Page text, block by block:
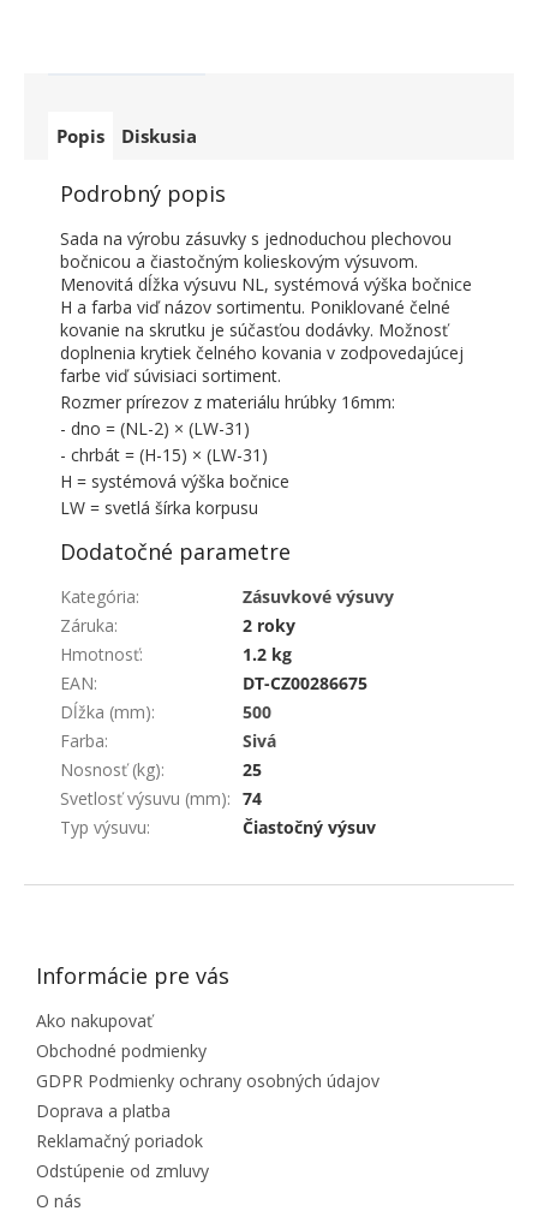
Popis Diskusia
Podrobný popis
Sada na výrobu zásuvky s jednoduchou plechovou
bočnicou a čiastočným kolieskovým výsuvom.
Menovitá dĺžka výsuvu NL, systémová výška bočnice
H a farba viď názov sortimentu. Poniklované čelné
kovanie na skrutku je súčasťou dodávky. Možnosť
doplnenia krytiek čelného kovania v zodpovedajúcej
farbe viď súvisiaci sortiment.
Rozmer prírezov z materiálu hrúbky 16mm:
- dno = (NL-2) × (LW-31)
- chrbát = (H-15) × (LW-31)
H = systémová výška bočnice
LW = svetlá šírka korpusu
Dodatočné parametre
Kategória:
Zásuvkové výsuvy
Záruka:
2 roky
Hmotnosť:
1.2 kg
EAN:
DT-CZ00286675
Dĺžka (mm):
500
Farba:
Sivá
Nosnosť (kg):
25
Svetlosť výsuvu (mm): 74
Typ výsuvu: Čiastočný výsuv
ZÁPÄTIE
Informácie pre vás
Ako nakupovať
Obchodné podmienky
GDPR Podmienky ochrany osobných údajov
Doprava a platba
Reklamačný poriadok
Odstúpenie od zmluvy
O nás